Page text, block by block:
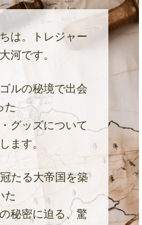
は。トレジャー
河です。
ルの秘境で出会
た
グッズについて
ます。
たる大帝国を築
た
秘密に迫る、驚